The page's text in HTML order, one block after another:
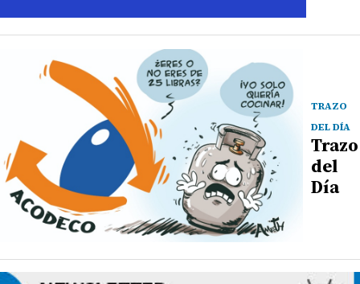
TRAZO
DEL DÍA
Trazo
del
Día